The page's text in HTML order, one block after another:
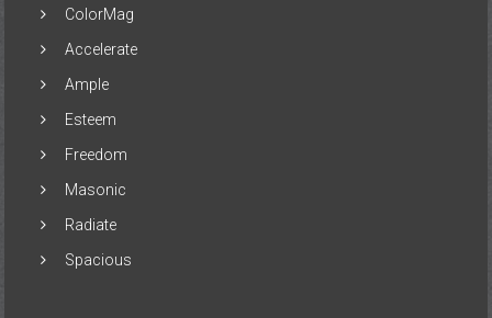
ColorMag
Accelerate
Ample
Esteem
Freedom
Masonic
Radiate
Spacious